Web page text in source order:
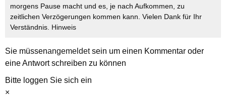
morgens Pause macht und es, je nach Aufkommen, zu
zeitlichen Verzögerungen kommen kann. Vielen Dank für Ihr
Verständnis. Hinweis
Sie müssenangemeldetsein um einen Kommentar oder
eine Antwort schreiben zu können
Bitte loggen Sie sich ein
×